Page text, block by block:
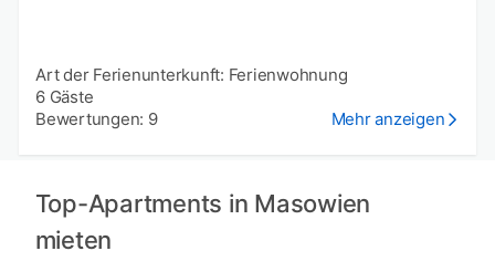
Art der Ferienunterkunft: Ferienwohnung
6 Gäste
Bewertungen: 9
Mehr anzeigen
Top-Apartments in Masowien
mieten